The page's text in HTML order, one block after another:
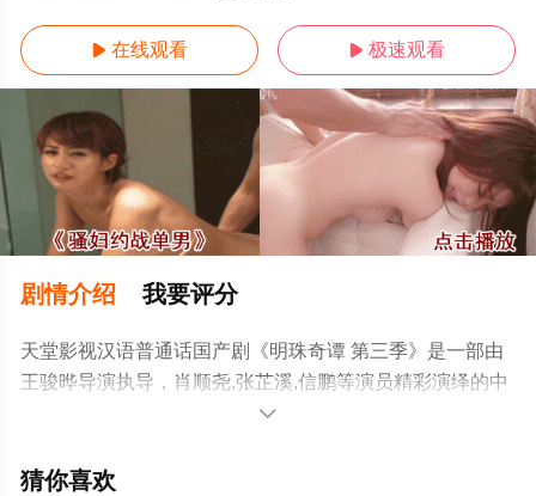
 在线观看  极速观看
剧情介绍 我要评分
天堂影视汉语普通话国产剧《明珠奇谭 第三季》是一部由
王骏晔导演执导，肖顺尧,张芷溪,信鹏等演员精彩演绎的中
国大陆电视剧，手机免费观看高清未删减完整版电视剧全
电视猫或剧情网等平台了解。

猜你喜欢